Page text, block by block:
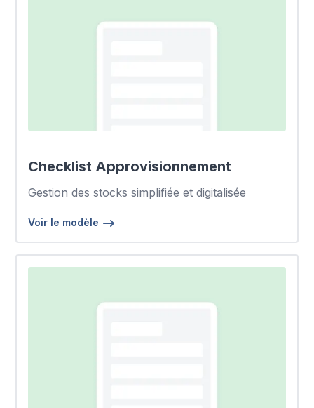
Checklist Approvisionnement
Gestion des stocks simplifiée et digitalisée
Voir le modèle